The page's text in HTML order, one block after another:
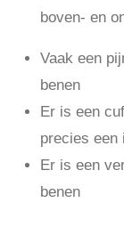
boven- en
Vaak een
benen
Er is een
precies een
Er is een
benen